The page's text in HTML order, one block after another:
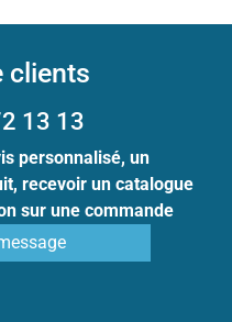
clients
13 13
personnalisé, un
recevoir un catalogue
sur une commande